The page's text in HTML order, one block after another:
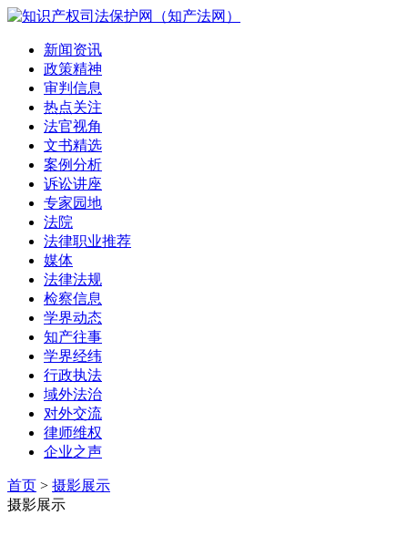
新闻资讯
政策精神
审判信息
热点关注
法官视角
文书精选
案例分析
诉讼讲座
专家园地
法院
法律职业推荐
媒体
法律法规
检察信息
学界动态
知产往事
学界经纬
行政执法
域外法治
对外交流
律师维权
企业之声
首页 > 摄影展示
摄影展示